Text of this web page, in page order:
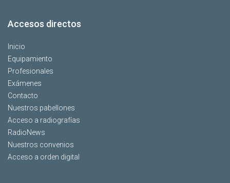
Accesos directos
Inicio
Equipamiento
Profesionales
Exámenes
Contacto
Nuestros pabellones
Acceso a radiografías
RadioNews
Nuestros convenios
Acceso a orden digital